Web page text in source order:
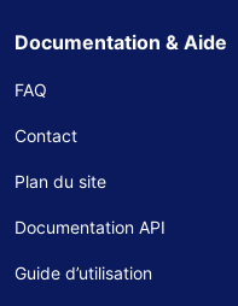
Documentation & Aide
FAQ
Contact
Plan du site
Documentation API
Guide d’utilisation